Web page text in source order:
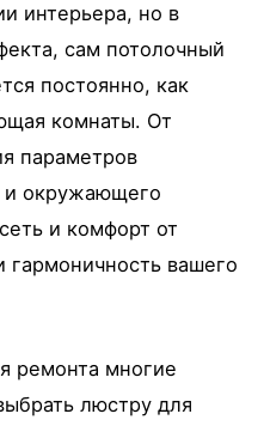
интерьера, но в
сам потолочный
постоянно, как
комнаты. От
параметров
и окружающего
и комфорт от
вашего
ремонта многие
люстру для